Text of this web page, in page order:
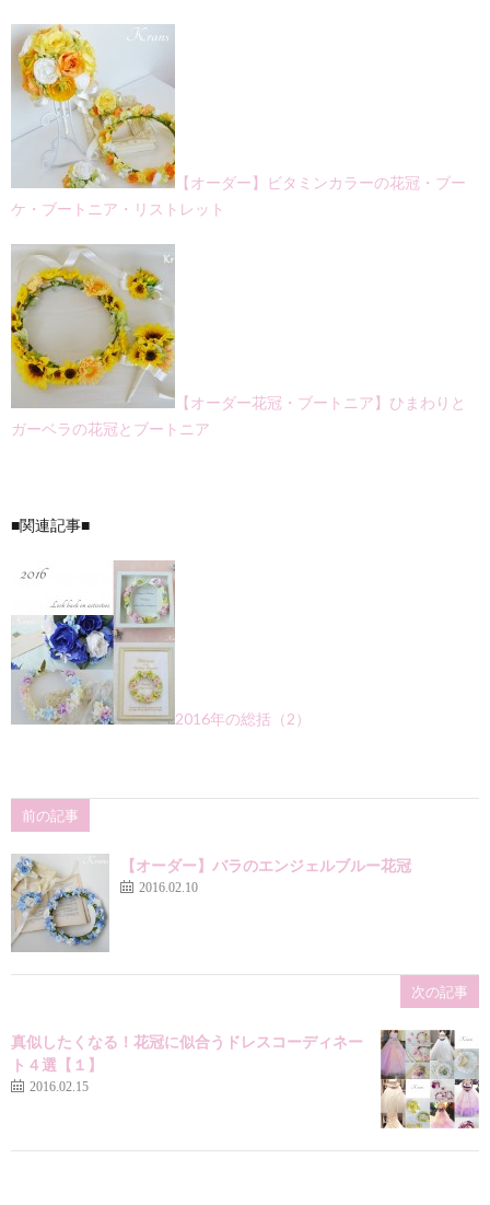
【オーダー】ビタミンカラーの花冠・ブー
ケ・ブートニア・リストレット
【オーダー花冠・ブートニア】ひまわりと
ガーベラの花冠とブートニア
■関連記事■
2016年の総括（2）
前の記事
【オーダー】バラのエンジェルブルー花冠
2016.02.10
次の記事
真似したくなる！花冠に似合うドレスコーディネー
ト４選【１】
2016.02.15